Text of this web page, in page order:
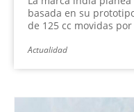
basada en su
de 125 cc movidas
Actualidad